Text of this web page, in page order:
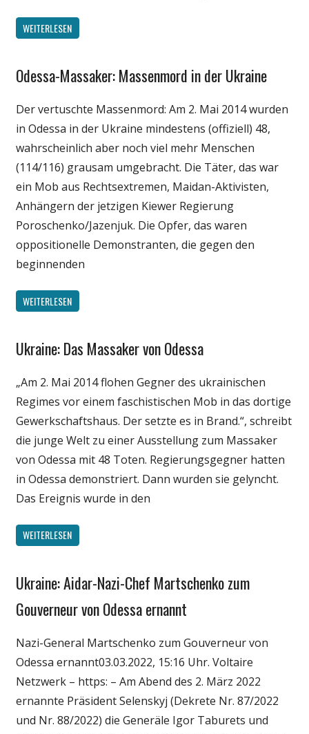
WEITERLESEN
Gesellschaft
Medien
Politik
Odessa-Massaker: Massenmord in der Ukraine
Der vertuschte Massenmord: Am 2. Mai 2014 wurden
in Odessa in der Ukraine mindestens (offiziell) 48,
wahrscheinlich aber noch viel mehr Menschen
(114/116) grausam umgebracht. Die Täter, das war
ein Mob aus Rechtsextremen, Maidan-Aktivisten,
Anhängern der jetzigen Kiewer Regierung
Poroschenko/Jazenjuk. Die Opfer, das waren
oppositionelle Demonstranten, die gegen den
beginnenden
WEITERLESEN
Gesellschaft
Politik
Ukraine: Das Massaker von Odessa
„Am 2. Mai 2014 flohen Gegner des ukrainischen
Regimes vor einem faschistischen Mob in das dortige
Gewerkschaftshaus. Der setzte es in Brand.“, schreibt
die junge Welt zu einer Ausstellung zum Massaker
von Odessa mit 48 Toten. Regierungsgegner hatten
in Odessa demonstriert. Dann wurden sie gelyncht.
Das Ereignis wurde in den
WEITERLESEN
Gesellschaft
Wirtschaft
Wissenschaft
Ukraine: Aidar-Nazi-Chef Martschenko zum
Gouverneur von Odessa ernannt
Nazi-General Martschenko zum Gouverneur von
Odessa ernannt03.03.2022, 15:16 Uhr. Voltaire
Netzwerk – https: – Am Abend des 2. März 2022
ernannte Präsident Selenskyj (Dekrete Nr. 87/2022
und Nr. 88/2022) die Generäle Igor Taburets und